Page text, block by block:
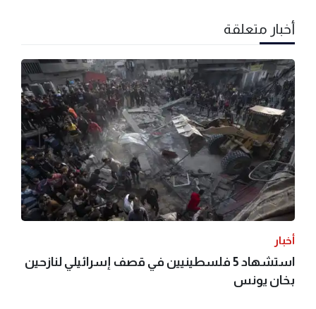
أخبار متعلقة
أخبار
استشهاد 5 فلسطينيين في قصف إسرائيلي لنازحين
بخان يونس